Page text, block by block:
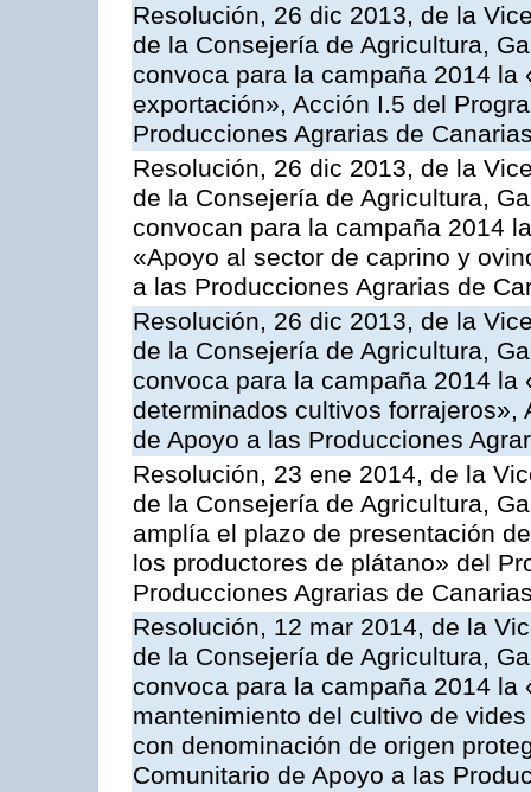
Resolución, 26 dic 2013, de la
de la Consejería de Agricultura,
convoca para la campaña 2014
exportación», Acción I.5 del
Producciones Agrarias de
Resolución, 26 dic 2013, de la
de la Consejería de Agricultura,
convocan para la campaña 2014
«Apoyo al sector de caprino y
a las Producciones Agrarias de
Resolución, 26 dic 2013, de la
de la Consejería de Agricultura,
convoca para la campaña 2014 la
determinados cultivos forrajeros»,
de Apoyo a las Producciones
Resolución, 23 ene 2014, de la
de la Consejería de Agricultura,
amplía el plazo de presentación
los productores de plátano» del
Producciones Agrarias de
Resolución, 12 mar 2014, de la
de la Consejería de Agricultura,
convoca para la campaña 2014 la
mantenimiento del cultivo de
con denominación de origen
Comunitario de Apoyo a las